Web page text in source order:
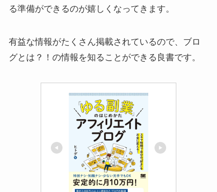
る準備ができるのが嬉しくなってきます。
有益な情報がたくさん掲載されているので、ブロ
グとは？！の情報を知ることができる良書です。